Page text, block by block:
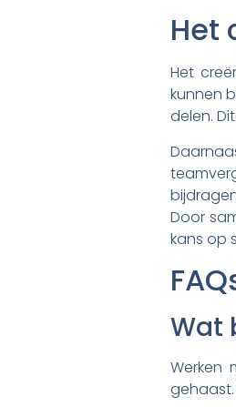
Het
Het
kunnen
delen.
Door
kans op
Wat
Werken